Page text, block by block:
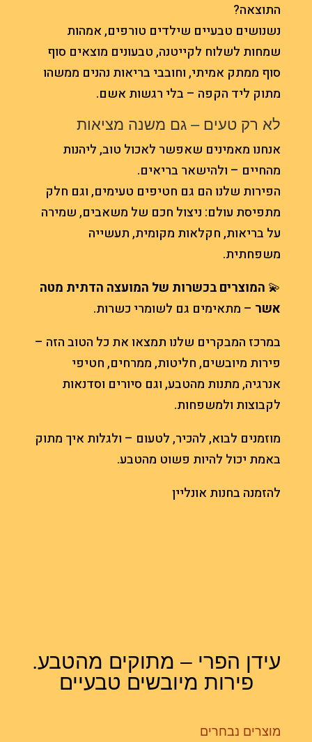
התוצאה?
נשנושים טבעיים שילדים טורפים, אמהות
שמחות לשלוח לקייטנה, טבעונים מוצאים סוף
סוף ממתק אמיתי, וחובבי בריאות נהנים ממשהו
מתוק ליד הקפה – בלי רגשות אשם.
לא רק טעים – גם משנה מציאות
אנחנו מאמינים שאפשר לאכול טוב, ליהנות
מהחיים – ולהישאר בריאים.
הפירות שלנו הם גם חטיפים טעימים, וגם חלק
מתפיסת עולם: ניצול חכם של משאבים, שמירה
על בריאות, חקלאות מקומית, תעשייה
משפחתית.
💫 המוצרים בכשרות של המועצה הדתית מטה
אשר – מתאימים גם לשומרי כשרות.
במרכז המבקרים שלנו תמצאו את כל הטוב הזה –
פירות מיובשים, חליטות, ממרחים, חטיפי
אנרגיה, מתנות מהטבע, וגם סיורים וסדנאות
לקבוצות ולמשפחות.
מוזמנים לבוא, להכיר, לטעום – ולגלות איך מתוק
באמת יכול להיות פשוט מהטבע.
להזמנה בחנות אונליין
עידן הפרי – מתוקים מהטבע.
פירות מיובשים טבעיים
מוצרים נבחרים